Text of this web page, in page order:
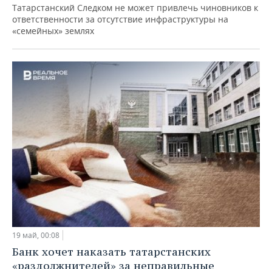
Татарстанский Следком не может привлечь чиновников к
ответственности за отсутствие инфраструктуры на
«семейных» землях
19 май, 00:08
Банк хочет наказать татарстанских
«раздолжнителей» за неправильные